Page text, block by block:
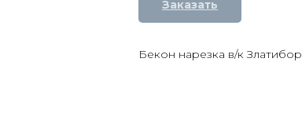
Заказать
Бекон нарезка в/к